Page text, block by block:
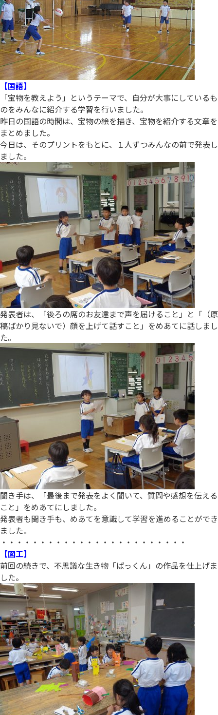
【国語】
「宝物を教えよう」というテーマで、自分が大事にしているも
のをみんなに紹介する学習を行いました。
昨日の国語の時間は、宝物の絵を描き、宝物を紹介する文章を
まとめました。
今日は、そのプリントをもとに、１人ずつみんなの前で発表し
ました。
発表者は、「後ろの席のお友達まで声を届けること」と「（原
稿ばかり見ないで）顔を上げて話すこと」をめあてに話しまし
た。
聞き手は、「最後まで発表をよく聞いて、質問や感想を伝える
こと」をめあてにしました。
発表者も聞き手も、めあてを意識して学習を進めることができ
ました。
・・・・・・・・・・・・・・・・・・・・・・・・
【図工】
前回の続きで、不思議な生き物「ぱっくん」の作品を仕上げま
した。